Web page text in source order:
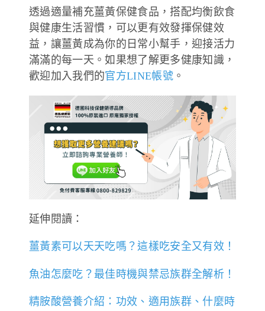
透過適量補充薑黃保健食品，搭配均衡飲食
與健康生活習慣，可以更有效發揮保健效
益，讓薑黃成為你的日常小幫手，迎接活力
滿滿的每一天。如果想了解更多健康知識，
歡迎加入我們的官方LINE帳號。
延伸閱讀：
薑黃素可以天天吃嗎？這樣吃安全又有效！
魚油怎麼吃？最佳時機與禁忌族群全解析！
精胺酸營養介紹：功效、適用族群、什麼時